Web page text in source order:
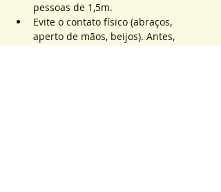
pessoas de 1,5m.
Evite o contato físico (abraços,
aperto de mãos, beijos). Antes,